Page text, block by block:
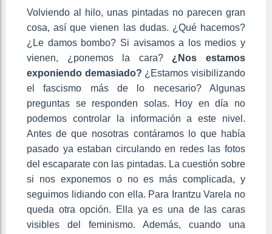
Volviendo al hilo, unas pintadas no parecen gran
cosa, así que vienen las dudas. ¿Qué hacemos?
¿Le damos bombo? Si avisamos a los medios y
vienen, ¿ponemos la cara? ¿Nos estamos
exponiendo demasiado? ¿Estamos visibilizando
el fascismo más de lo necesario? Algunas
preguntas se responden solas. Hoy en día no
podemos controlar la información a este nivel.
Antes de que nosotras contáramos lo que había
pasado ya estaban circulando en redes las fotos
del escaparate con las pintadas. La cuestión sobre
si nos exponemos o no es más complicada, y
seguimos lidiando con ella. Para Irantzu Varela no
queda otra opción. Ella ya es una de las caras
visibles del feminismo. Además, cuando una